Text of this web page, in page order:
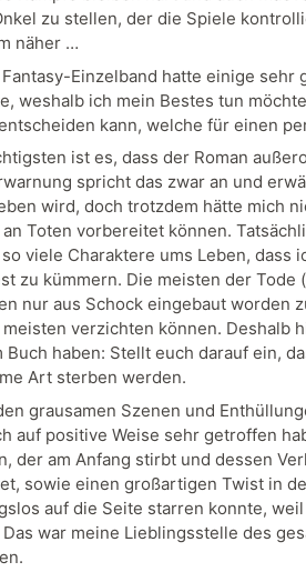
zu stellen, der die Spiele
näher …
Einzelband hatte einige sehr
weshalb ich mein Bestes tun
kann, welche für einen
ist es, dass der Roman
spricht das zwar an und
wird, doch trotzdem hätte mich
Toten vorbereitet können.
viele Charaktere ums Leben, dass
zu kümmern. Die meisten der
nur aus Schock eingebaut worden
verzichten können. Deshalb
Buch haben: Stellt euch darauf ein,
Art sterben werden.
grausamen Szenen und
auf positive Weise sehr getroffen
der am Anfang stirbt und dessen
sowie einen großartigen Twist in
auf die Seite starren konnte,
war meine Lieblingsstelle des